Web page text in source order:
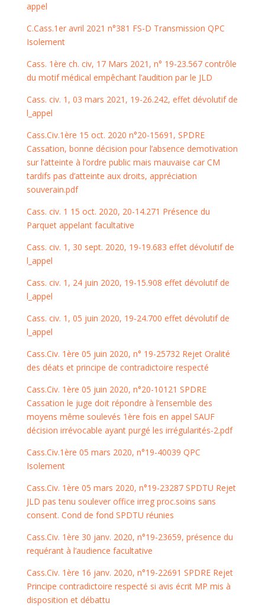
appel
C.Cass.1er avril 2021 n°381 FS-D Transmission QPC
Isolement
Cass. 1ère ch. civ, 17 Mars 2021, n° 19-23.567 contrôle
du motif médical empêchant l’audition par le JLD
Cass. civ. 1, 03 mars 2021, 19-26.242, effet dévolutif de
l_appel
Cass.Civ.1ère 15 oct. 2020 n°20-15691, SPDRE
Cassation, bonne décision pour l’absence demotivation
sur l’atteinte à l’ordre public mais mauvaise car CM
tardifs pas d’atteinte aux droits, appréciation
souverain.pdf
Cass. civ. 1 15 oct. 2020, 20-14.271 Présence du
Parquet appelant facultative
Cass. civ. 1, 30 sept. 2020, 19-19.683 effet dévolutif de
l_appel
Cass. civ. 1, 24 juin 2020, 19-15.908 effet dévolutif de
l_appel
Cass. civ. 1, 05 juin 2020, 19-24.700 effet dévolutif de
l_appel
Cass.Civ. 1ère 05 juin 2020, n° 19-25732 Rejet Oralité
des déats et principe de contradictoire respecté
Cass.Civ. 1ère 05 juin 2020, n°20-10121 SPDRE
Cassation le juge doit répondre à l’ensemble des
moyens même soulevés 1ère fois en appel SAUF
décision irrévocable ayant purgé les irrégularités-2.pdf
Cass.Civ.1ère 05 mars 2020, n°19-40039 QPC
Isolement
Cass.Civ. 1ère 05 mars 2020, n°19-23287 SPDTU Rejet
JLD pas tenu soulever office irreg proc.soins sans
consent. Cond de fond SPDTU réunies
Cass.Civ. 1ère 30 janv. 2020, n°19-23659, présence du
requérant à l’audience facultative
Cass.Civ. 1ère 16 janv. 2020, n°19-22691 SPDRE Rejet
Principe contradictoire respecté si avis écrit MP mis à
disposition et débattu